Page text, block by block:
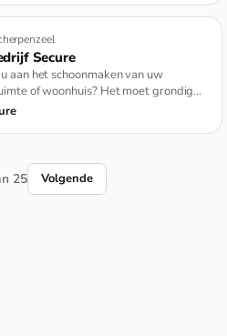
Secure
aan het schoonmaken van uw
of woonhuis? Het moet grondig
25 Volgende